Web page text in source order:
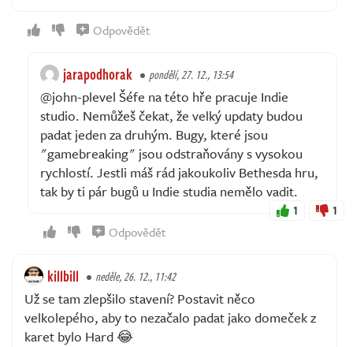
Odpovědět
jarapodhorak pondělí, 27. 12., 13:54
@john-plevel Šéfe na této hře pracuje Indie
studio. Nemůžeš čekat, že velký updaty budou
padat jeden za druhým. Bugy, které jsou
"gamebreaking" jsou odstraňovány s vysokou
rychlostí. Jestli máš rád jakoukoliv Bethesda hru,
tak by ti pár bugů u Indie studia nemělo vadit.
1 1
Odpovědět
killbill neděle, 26. 12., 11:42
Už se tam zlepšilo stavení? Postavit něco
velkolepého, aby to nezačalo padat jako domeček z
karet bylo Hard 😂